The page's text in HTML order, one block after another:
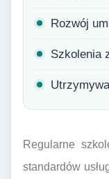
Rozwój
Szkolenia
Regularne
standardów